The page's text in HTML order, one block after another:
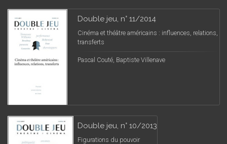
Double jeu, n° 11/2014
Cinéma et théâtre américains : influences, relations,
transferts
Pascal Couté, Baptiste Villenave
Double jeu, n° 10/2013
Figurations du pouvoir